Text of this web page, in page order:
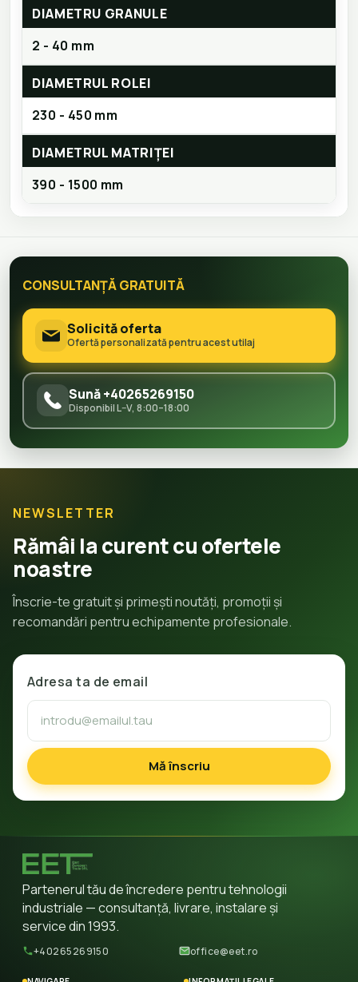
DIAMETRU GRANULE
2 - 40 mm
DIAMETRUL ROLEI
230 - 450 mm
DIAMETRUL MATRIȚEI
390 - 1500 mm
CONSULTANȚĂ GRATUITĂ
Solicită oferta
Ofertă personalizată pentru acest utilaj
Sună +40265269150
Disponibil L–V, 8:00–18:00
NEWSLETTER
Rămâi la curent cu ofertele
noastre
Înscrie-te gratuit și primești noutăți, promoții și
recomandări pentru echipamente profesionale.
Adresa ta de email
Mă înscriu
Partenerul tău de încredere pentru tehnologii
industriale — consultanță, livrare, instalare și
service din 1993.
+40265269150 office@eet.ro